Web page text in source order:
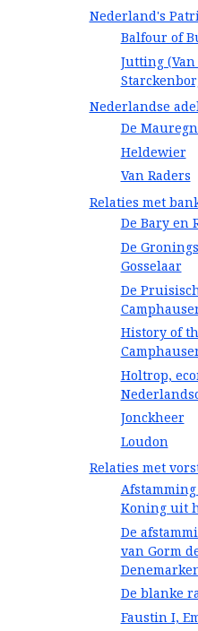
Nederland's
Balfour of
Jutting
Nederlandse
De
Heldewier
Van Raders
Relaties met
De Bary en
De
Gosselaar
De
History of
Holtrop,
Jonckheer
Loudon
Relaties met
Koning uit
De
van Gorm
De blanke
Faustin I,